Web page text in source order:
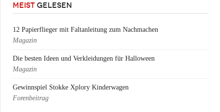
MEIST GELESEN
12 Papierflieger mit Faltanleitung zum Nachmachen
Magazin
Die besten Ideen und Verkleidungen für Halloween
Magazin
Gewinnspiel Stokke Xplory Kinderwagen
Forenbeitrag